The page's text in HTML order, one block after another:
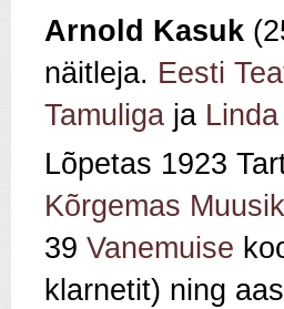
Arnold Kasuk
näitleja. Eesti
Tamuliga ja
Lõpetas 1923
Kõrgemas
39 Vanemuise
klarnetit) ning